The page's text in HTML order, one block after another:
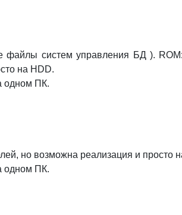
систем управления БД ). ROM:
на HDD.
одном ПК.
но возможна реализация и просто
одном ПК.